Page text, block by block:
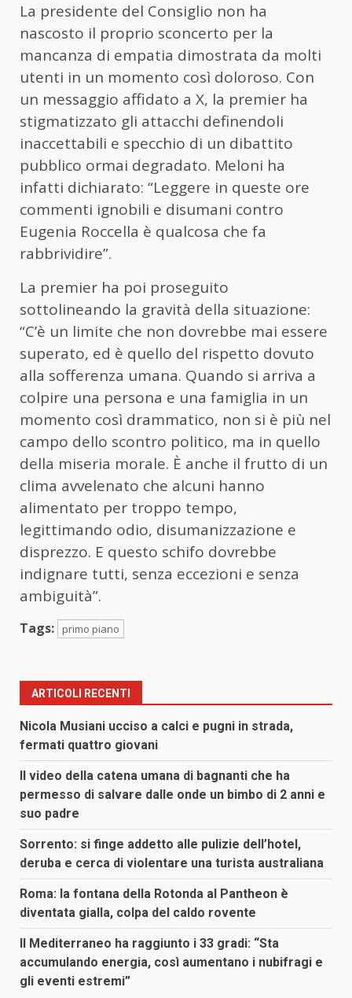
La presidente del Consiglio non ha
nascosto il proprio sconcerto per la
mancanza di empatia dimostrata da molti
utenti in un momento così doloroso. Con
un messaggio affidato a X, la premier ha
stigmatizzato gli attacchi definendoli
inaccettabili e specchio di un dibattito
pubblico ormai degradato. Meloni ha
infatti dichiarato: “Leggere in queste ore
commenti ignobili e disumani contro
Eugenia Roccella è qualcosa che fa
rabbrividire”.
La premier ha poi proseguito
sottolineando la gravità della situazione:
“C’è un limite che non dovrebbe mai essere
superato, ed è quello del rispetto dovuto
alla sofferenza umana. Quando si arriva a
colpire una persona e una famiglia in un
momento così drammatico, non si è più nel
campo dello scontro politico, ma in quello
della miseria morale. È anche il frutto di un
clima avvelenato che alcuni hanno
alimentato per troppo tempo,
legittimando odio, disumanizzazione e
disprezzo. E questo schifo dovrebbe
indignare tutti, senza eccezioni e senza
ambiguità”.
Tags: primo piano
ARTICOLI RECENTI
Nicola Musiani ucciso a calci e pugni in strada,
fermati quattro giovani
Il video della catena umana di bagnanti che ha
permesso di salvare dalle onde un bimbo di 2 anni e
suo padre
Sorrento: si finge addetto alle pulizie dell’hotel,
deruba e cerca di violentare una turista australiana
Roma: la fontana della Rotonda al Pantheon è
diventata gialla, colpa del caldo rovente
Il Mediterraneo ha raggiunto i 33 gradi: “Sta
accumulando energia, così aumentano i nubifragi e
gli eventi estremi”